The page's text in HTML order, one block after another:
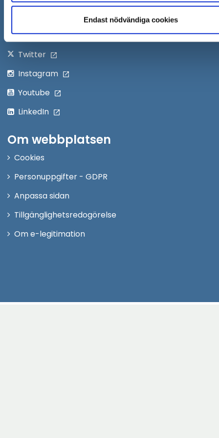
Endast nödvändiga cookies
nytt
Facebook
Twitter
Instagram
Youtube
LinkedIn
Om webbplatsen
Cookies
Personuppgifter - GDPR
Anpassa sidan
Tillgänglighetsredogörelse
Om e-legitimation